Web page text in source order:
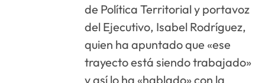
de Política Territorial y portavoz
del Ejecutivo, Isabel Rodríguez,
quien ha apuntado que «ese
trayecto está siendo trabajado»
y así lo ha «hablado» con la